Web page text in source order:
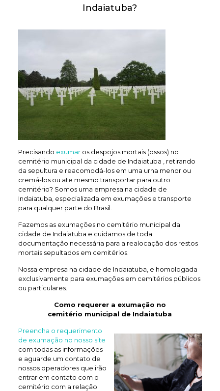
Indaiatuba?
Precisando exumaros despojos mortais (ossos) no
cemitério municipal da cidade de Indaiatuba , retirando
da sepultura e reacomodá-los em uma urna menor ou
cremá-los ou ate mesmo transportar para outro
cemitério? Somos uma empresa na cidade de
Indaiatuba, especializada em exumações e transporte
para qualquer parte do Brasil.
Fazemos as exumações no cemitério municipal da
cidade de Indaiatuba e cuidamos de toda
documentação necessária para a realocação dos restos
mortais sepultados em cemitérios.
Nossa empresa na cidade de Indaiatuba, e homologada
exclusivamente para exumações em cemitérios públicos
ou particulares.
Como requerer a exumação no
cemitério municipal de Indaiatuba
Preencha o requerimento
de exumação no nosso site
com todas as informações
e aguarde um contato de
nossos operadores que irão
entrar em contato com o
cemitério com a relação